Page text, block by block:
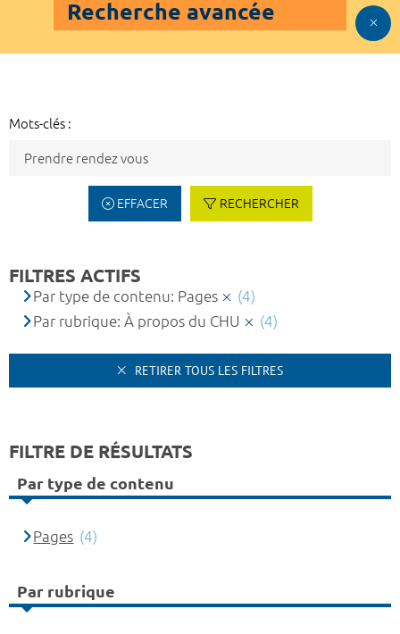
Recherche avancée
Mots-clés :
EFFACER RECHERCHER
FILTRES ACTIFS
Par type de contenu: Pages
(4)
Par rubrique: À propos du CHU
(4)
RETIRER TOUS LES FILTRES
FILTRE DE RÉSULTATS
Par type de contenu
Pages (4)
Par rubrique